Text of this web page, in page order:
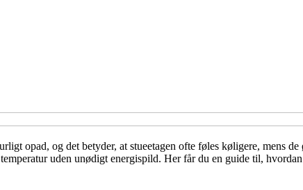
opad, og det betyder, at stueetagen ofte føles køligere, mens
uden unødigt energispild. Her får du en guide til,